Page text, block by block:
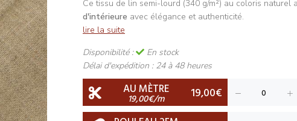
Ce tissu de lin semi-lourd (340 g/m²) au coloris naturel
d'intérieure avec élégance et authenticité.
lire la suite
Disponibilité :
En stock
Délai d'expédition : 24 à 48 heures
AU MÈTRE
19,00€/m 19,00€